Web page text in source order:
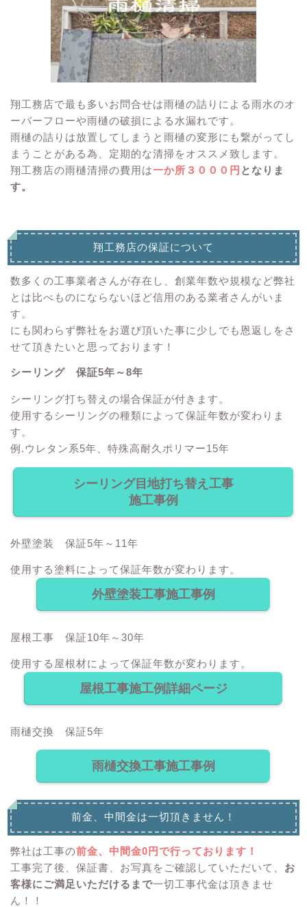
翔工務店で最も多いお問合せは雨樋の詰りによる雨水のオ
ーバーフローや雨樋の破損による水漏れです。
雨樋の詰りは放置してしまうと雨樋の変形にも繋がってし
まうことがある為、定期的な清掃をオススメ致します。
翔工務店の雨樋清掃の費用は一か所３０００円 となりま
す。
翔工務店の保証について
数多くの工事業者さんが存在し、創業年数や規模など弊社
とは比べものにならないほど信用のある業者さんがいま
す。
にも関わらず弊社をお選び頂いた事に少しでも恩返しをさ
せて頂きたいと思っております！
シーリング 保証5年～8年
シーリング打ち替えの場合保証が付きます。
使用するシーリングの種類によって保証年数が変わりま
す。
例.ウレタン系5年、特殊高耐久ポリマー15年
シーリング目地打ち替え工事
施工事例
外壁塗装 保証5年～11年
使用する塗料によって保証年数が変わります。
外壁塗装工事施工事例
屋根工事 保証10年～30年
使用する屋根材によって保証年数が変わります。
屋根工事施工例詳細ページ
雨樋交換 保証5年
雨樋交換工事施工事例
前金、中間金は一切頂きません！
弊社は工事の前金、中間金0円で行っております！
工事完了後、保証書、お写真をご確認していただいて、 お
客様にご満足いただけるまで一切工事代金は頂きませ
ん！！